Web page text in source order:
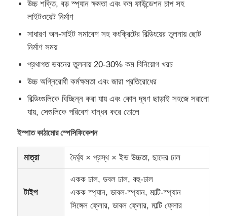
ইস্পাত কাঠামো বিল্ডিং
ইস্পাত কাঠামো নির্মাণ
ইস্পাত ফ্রেম বিল্ডিং
ইস্পাত কাঠামো ফ্যাব্রিকেশন
ইস্পাত নির্মাণ সামগ্রী
উচ্চ শক্তি, বড় স্প্যান ক্ষমতা এবং কম ফাউন্ডেশন চাপ সহ
লাইটওয়েট নির্মাণ
সাধারণ অন-সাইট সমাবেশ সহ কংক্রিটের বিল্ডিংয়ের তুলনায় ছোট
নির্মাণ সময়
প্রথাগত ভবনের তুলনায় 20-30% কম বিনিয়োগ খরচ
উচ্চ অগ্নিরোধী কর্মক্ষমতা এবং জারা প্রতিরোধের
বিল্ডিংগুলিকে বিচ্ছিন্ন করা যায় এবং কোন দূষণ ছাড়াই সহজে সরানো
যায়, সেগুলিকে পরিবেশ বান্ধব করে তোলে
ইস্পাত কাঠামোর স্পেসিফিকেশন
মাত্রা দৈর্ঘ্য × প্রস্থ × ইভ উচ্চতা, ছাদের ঢাল
টাইপ
একক ঢাল, ডবল ঢাল, বহু-ঢাল
একক স্প্যান, ডাবল-স্প্যান, মাল্টি-স্প্যান
সিঙ্গেল ফ্লোর, ডাবল ফ্লোর, মাল্টি ফ্লোর